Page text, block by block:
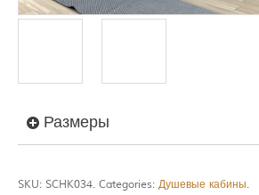
Размеры
SKU: SCHK034. Categories: Душевые кабины.